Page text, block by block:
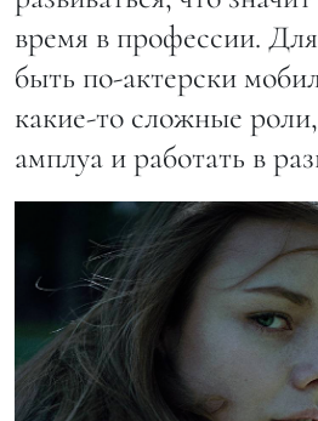
время в профессии.
быть по-актерски
какие-то сложные
амплуа и работать в